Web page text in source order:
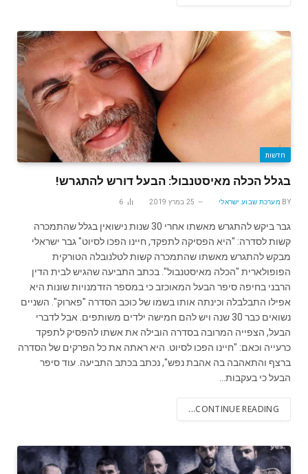
חדשות
בגלל הכלה מאיסטנבול: הבעל דורש להתגרש!
BY מערכת שבוע ישראלי 25 במרץ 2019 6
גבר ביקש להתגרש מאשתו אחרי 30 שנות נישואין בגלל שהתמכרה
קשות לסדרה: "היא הפסיקה לתפקד, חיינו הפכו לסיוט" גבר ישראלי
מבקש להתגרש מאשתו שהתמכרה קשות לטלנובלה הטורקית
הפופולארית "הכלה מאיסטנבול". בכתב התביעה שהגיש לבית הדין
הרבני בחיפה סיפר הבעל המאוכזב כי במספר הזדמנויות שונות היא
אפילו התבלבלה וכינתה אותו בשמו של כוכב הסדרה "פארוק". השניים
נשואים כבר 30 שנה ויש להם חמישה ילדים משותפים. אבל לדברי
הבעל, הצפייה המרובה בסדרה הובילה את אשתו להפסיק לתפקד
כרעייה וכאם: "חיינו הפכו לסיוט. היא ראתה את כל הפרקים של הסדרה
ברצף והתאהבה בה אהבת נפש", נכתב בכתב התביעה. עוד סיפר
הבעל כי בעקבות…
CONTINUE READING...